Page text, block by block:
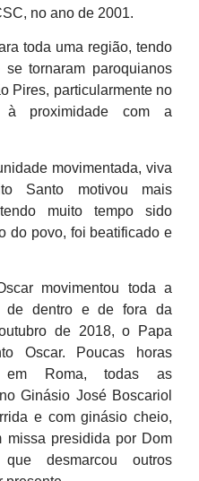
no ano de 2001.
toda uma região, tendo
se tornaram paroquianos
Pires, particularmente no
à proximidade com a
movimentada, viva
Santo motivou mais
muito tempo sido
do povo, foi beatificado e
movimentou toda a
de dentro e de fora da
de 2018, o Papa
Oscar. Poucas horas
em Roma, todas as
Ginásio José Boscariol
e com ginásio cheio,
missa presidida por Dom
desmarcou outros